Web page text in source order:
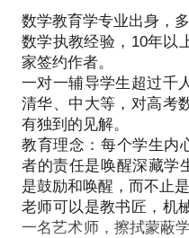
PS.在选择与我见面前
竟一小时的谈话只能解
提前发给我，方便我做
师，超过8年的数学执
业经验。 一对一辅导
佛、杜克、清华、中大
微积分教学有独到的见
我愿意与你分享的内容包
学好数学，在数学课外
如何让孩子爱上数学，
孩子题做错了，如何处
推荐一些激发孩子数学
PS.在选择与我见面前
数学教育学专业出身，
数学执教经验，10年以
家签约作者。
一对一辅导学生超过千
清华、中大等，对高考
有独到的见解。
教育理念：每个学生内
者的责任是唤醒深藏学
是鼓励和唤醒，而不止是
老师可以是教书匠，机
一名艺术师，擦拭蒙蔽